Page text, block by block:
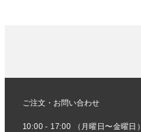
ご注文・お問い合わせ
10:00 - 17:00 （月曜日〜金曜日）